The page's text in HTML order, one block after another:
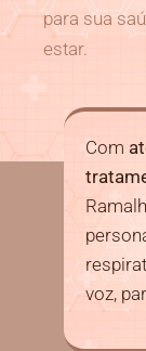
para sua
estar.
Com
voz,